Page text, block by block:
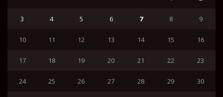
3 4 5 6 7 8 9
10 11 12 13 14 15 16
17 18 19 20 21 22 23
24 25 26 27 28 29 30